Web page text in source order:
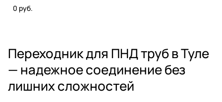
0 руб.
Переходник для ПНД труб в Туле
— надежное соединение без
лишних сложностей